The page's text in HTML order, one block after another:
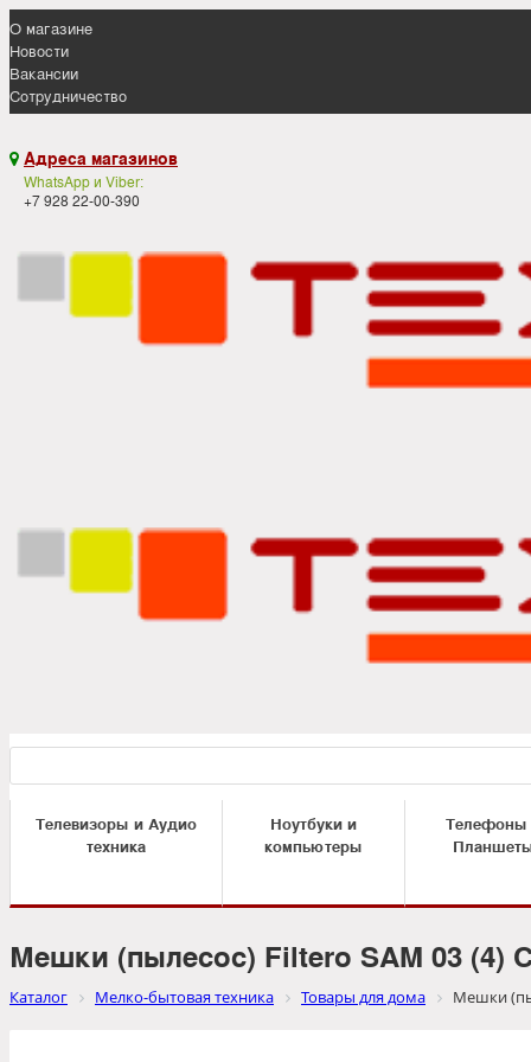
О магазине
Новости
Вакансии
Сотрудничество
 Адреса магазинов
WhatsApp и Viber:
+7 928 22-00-390
Телевизоры и Аудио
техника
Ноутбуки и
компьютеры
Телефоны
Мешки (пылесос) Filtero SAM 03 (4)
Каталог Мелко-бытовая техника Товары для дома Мешки